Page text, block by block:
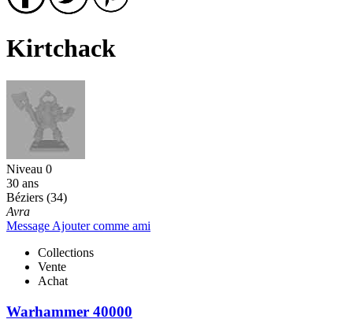
Kirtchack
Niveau 0
30 ans
Béziers (34)
Avra
Message Ajouter comme ami
Collections
Vente
Achat
Warhammer 40000